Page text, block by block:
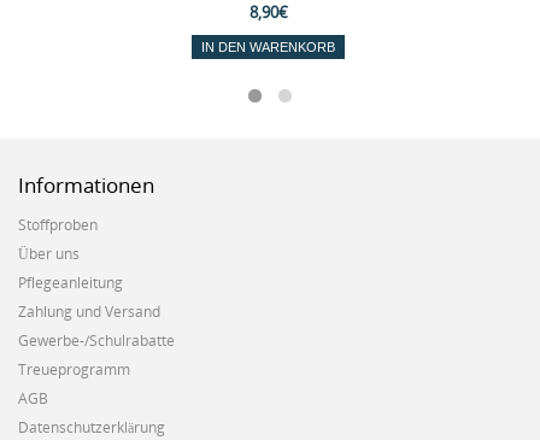
8,90€
IN DEN WARENKORB
Informationen
Stoffproben
Über uns
Pflegeanleitung
Zahlung und Versand
Gewerbe-/Schulrabatte
Treueprogramm
AGB
Datenschutzerklärung